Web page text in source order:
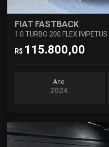
FIAT FASTBACK
1.0 TURBO 200 FLEX
R$ 115.800,00
Ano
2024